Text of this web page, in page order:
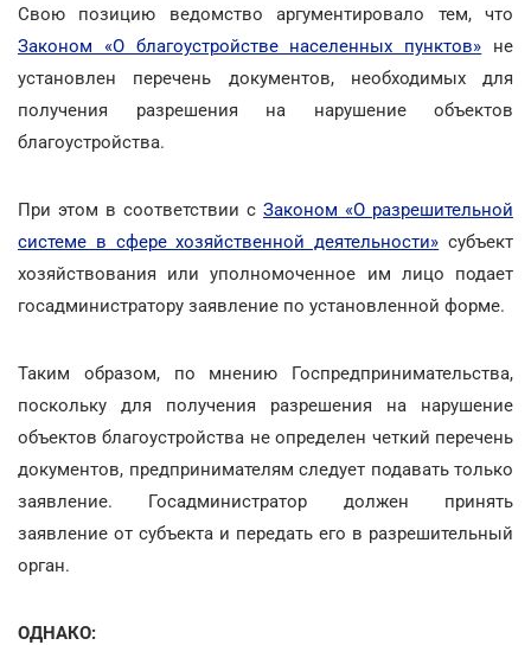
Свою позицию ведомство аргументировало тем, что
Законом «О благоустройстве населенных пунктов» не
установлен перечень документов, необходимых для
получения разрешения на нарушение объектов
благоустройства.
При этом в соответствии с Законом «О разрешительной
системе в сфере хозяйственной деятельности» субъект
хозяйствования или уполномоченное им лицо подает
госадминистратору заявление по установленной форме.
Таким образом, по мнению Госпредпринимательства,
поскольку для получения разрешения на нарушение
объектов благоустройства не определен четкий перечень
документов, предпринимателям следует подавать только
заявление. Госадминистратор должен принять
заявление от субъекта и передать его в разрешительный
орган.
ОДНАКО: